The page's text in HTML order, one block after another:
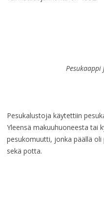
Pesukalustoja käytettiin
Yleensä makuuhuoneesta tai
pesukomuutti, jonka päällä
sekä potta.